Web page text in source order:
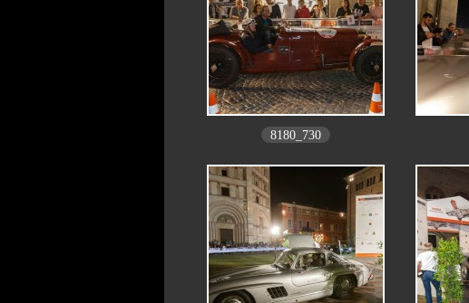
8180_730